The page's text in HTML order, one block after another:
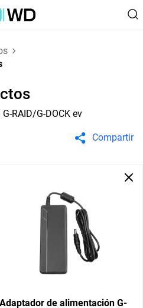
RAID/G-DOCK ev
Compartir
Adaptador de alimentación G-